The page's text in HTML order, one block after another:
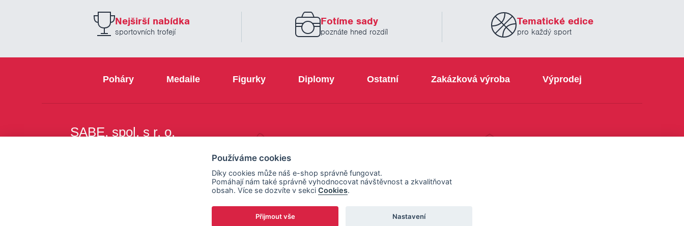
Nejširší nabídka
sportovních trofejí
Fotíme sady
poznáte hned rozdíl
Tematické edice
pro každý sport
Poháry Medaile Figurky Diplomy Ostatní Zakázková výroba Výprodej
SABE, spol. s r. o.
nastavení cookies
Používáme cookies
Díky cookies může náš e-shop správně fungovat.
Pomáhají nám také správně vyhodnocovat návštěvnost a zkvalitňovat
obsah. Více se dozvíte v sekci Cookies.
Přijmout vše Nastavení